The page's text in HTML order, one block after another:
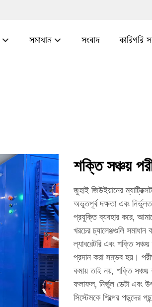
সমাধান সংবাদ কারিগরি
শক্তি সঞ্চয়
জুহাই জিউইয়ানের
অভূতপূর্ব দক্ষতা এবং
প্রযুক্তি ব্যবহার করে,
খরচের চ্যালেঞ্জগুলি
ল্যাবরেটরি এবং শক্তি
প্রদান করা সম্ভব হয়।
কমায় তাই নয়, শক্তি সঞ্চয়
ফলাফল, নির্ভুল ডেটা এবং
সিস্টেমকে শিল্পের পছন্দের